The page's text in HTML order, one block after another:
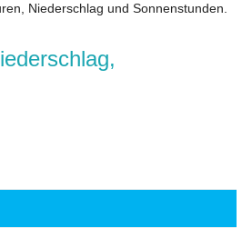
Niederschlag und Sonnenstunden.